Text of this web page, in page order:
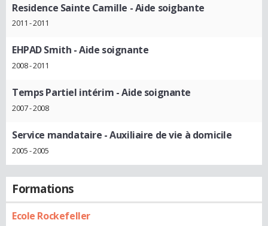
Residence Sainte Camille - Aide soigbante
2011 - 2011
EHPAD Smith - Aide soignante
2008 - 2011
Temps Partiel intérim - Aide soignante
2007 - 2008
Service mandataire - Auxiliaire de vie à domicile
2005 - 2005
Formations
Ecole Rockefeller